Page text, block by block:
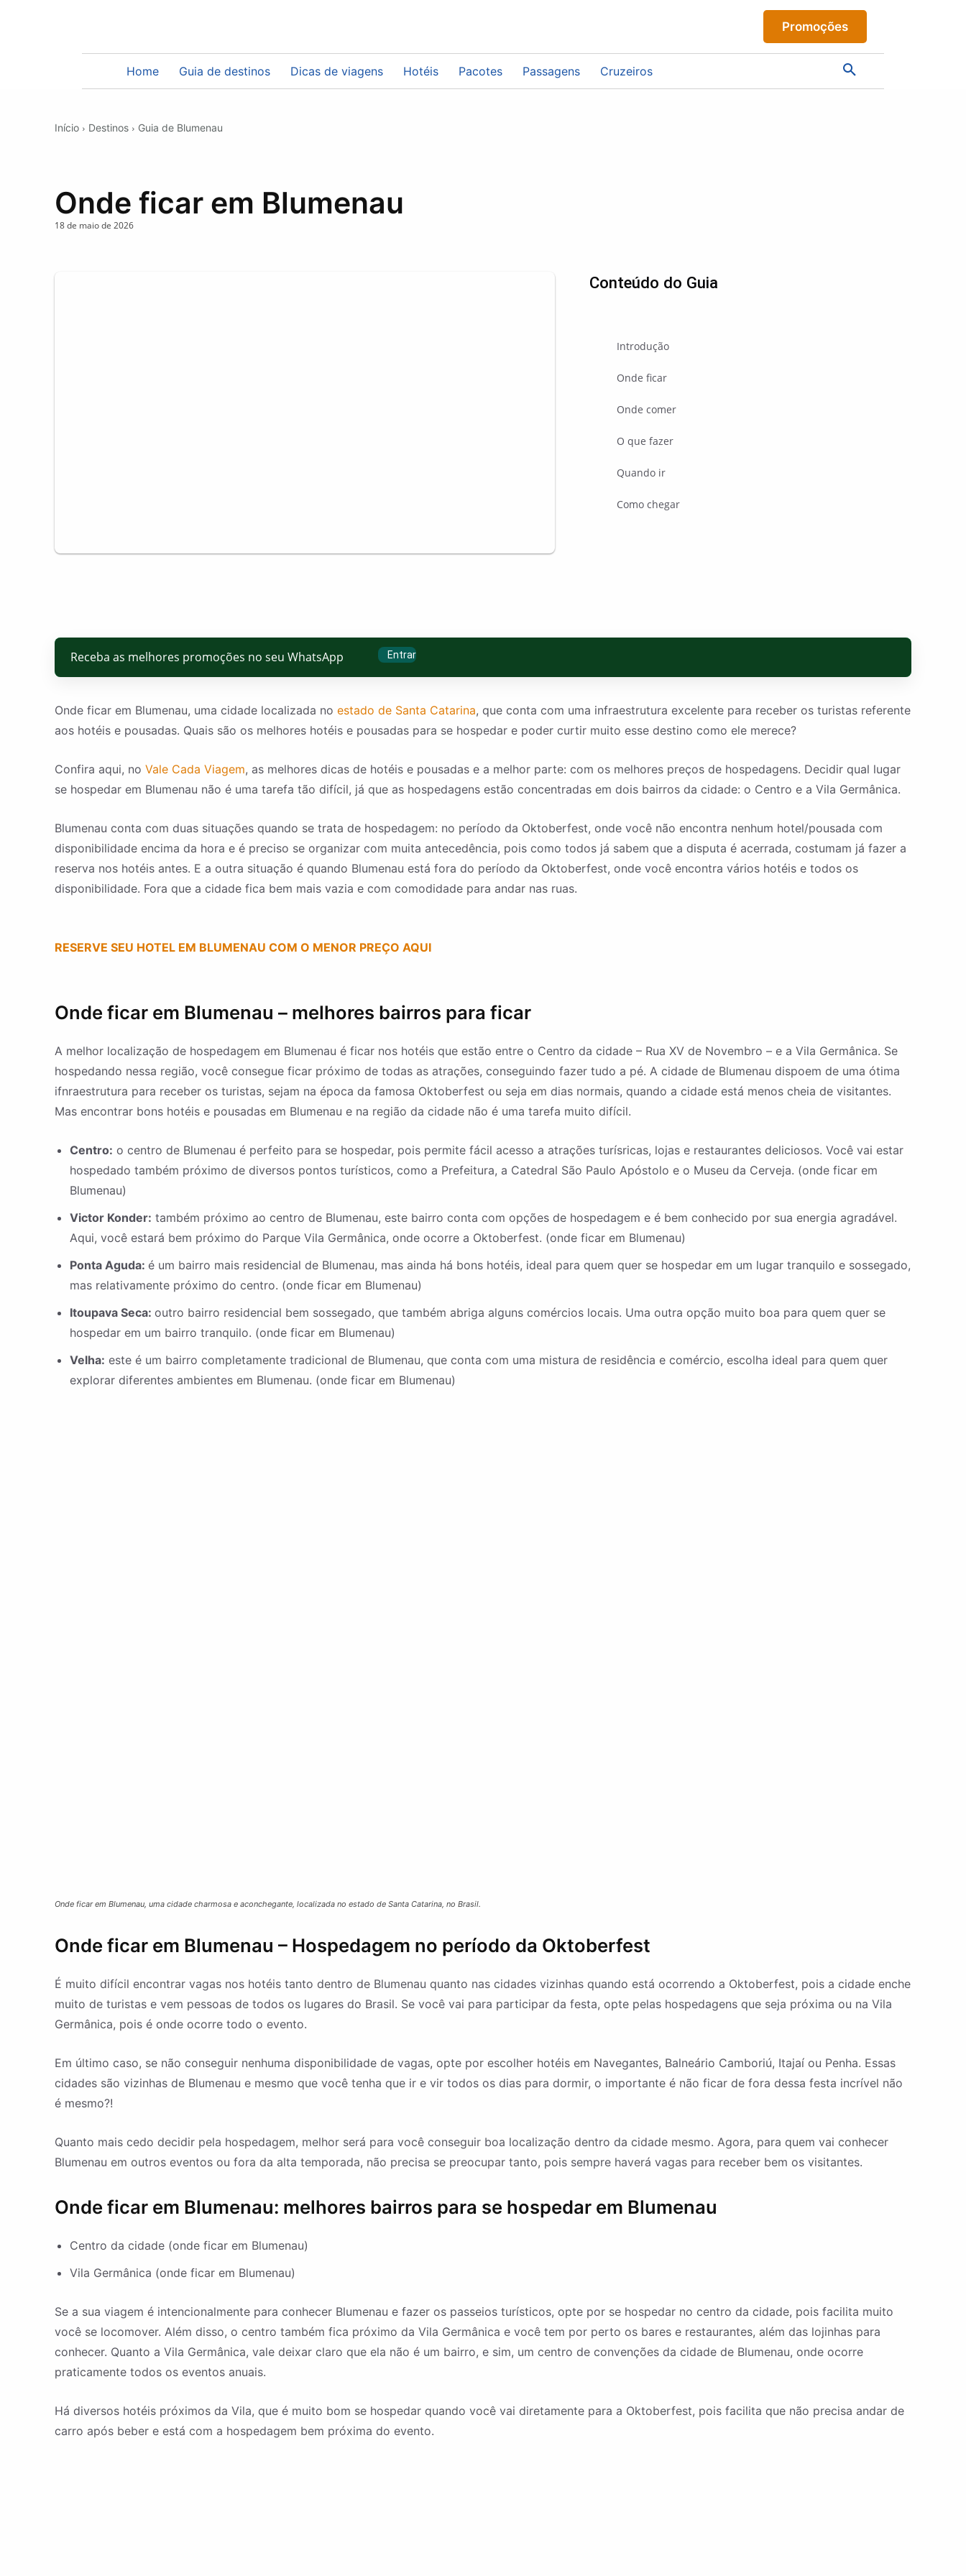
Promoções
Home Guia de destinos Dicas de viagens Hotéis Pacotes Passagens Cruzeiros
Início Destinos Guia de Blumenau
Onde ficar em Blumenau
18 de maio de 2026
Conteúdo do Guia
Introdução
Onde ficar
Onde comer
O que fazer
Quando ir
Como chegar
Receba as melhores promoções no seu WhatsApp Entrar
Onde ficar em Blumenau, uma cidade localizada no estado de Santa Catarina, que conta com uma infraestrutura excelente para receber os turistas referente
aos hotéis e pousadas. Quais são os melhores hotéis e pousadas para se hospedar e poder curtir muito esse destino como ele merece?
Confira aqui, no Vale Cada Viagem, as melhores dicas de hotéis e pousadas e a melhor parte: com os melhores preços de hospedagens. Decidir qual lugar
se hospedar em Blumenau não é uma tarefa tão difícil, já que as hospedagens estão concentradas em dois bairros da cidade: o Centro e a Vila Germânica.
Blumenau conta com duas situações quando se trata de hospedagem: no período da Oktoberfest, onde você não encontra nenhum hotel/pousada com
disponibilidade encima da hora e é preciso se organizar com muita antecedência, pois como todos já sabem que a disputa é acerrada, costumam já fazer a
reserva nos hotéis antes. E a outra situação é quando Blumenau está fora do período da Oktoberfest, onde você encontra vários hotéis e todos os
disponibilidade. Fora que a cidade fica bem mais vazia e com comodidade para andar nas ruas.
RESERVE SEU HOTEL EM BLUMENAU COM O MENOR PREÇO AQUI
Onde ficar em Blumenau – melhores bairros para ficar
A melhor localização de hospedagem em Blumenau é ficar nos hotéis que estão entre o Centro da cidade – Rua XV de Novembro – e a Vila Germânica. Se
hospedando nessa região, você consegue ficar próximo de todas as atrações, conseguindo fazer tudo a pé. A cidade de Blumenau dispoem de uma ótima
ifnraestrutura para receber os turistas, sejam na época da famosa Oktoberfest ou seja em dias normais, quando a cidade está menos cheia de visitantes.
Mas encontrar bons hotéis e pousadas em Blumenau e na região da cidade não é uma tarefa muito difícil.
Centro: o centro de Blumenau é perfeito para se hospedar, pois permite fácil acesso a atrações turísricas, lojas e restaurantes deliciosos. Você vai estar
hospedado também próximo de diversos pontos turísticos, como a Prefeitura, a Catedral São Paulo Apóstolo e o Museu da Cerveja. (onde ficar em
Blumenau)
Victor Konder: também próximo ao centro de Blumenau, este bairro conta com opções de hospedagem e é bem conhecido por sua energia agradável.
Aqui, você estará bem próximo do Parque Vila Germânica, onde ocorre a Oktoberfest. (onde ficar em Blumenau)
Ponta Aguda: é um bairro mais residencial de Blumenau, mas ainda há bons hotéis, ideal para quem quer se hospedar em um lugar tranquilo e sossegado,
mas relativamente próximo do centro. (onde ficar em Blumenau)
Itoupava Seca: outro bairro residencial bem sossegado, que também abriga alguns comércios locais. Uma outra opção muito boa para quem quer se
hospedar em um bairro tranquilo. (onde ficar em Blumenau)
Velha: este é um bairro completamente tradicional de Blumenau, que conta com uma mistura de residência e comércio, escolha ideal para quem quer
explorar diferentes ambientes em Blumenau. (onde ficar em Blumenau)
Onde ficar em Blumenau, uma cidade charmosa e aconchegante, localizada no estado de Santa Catarina, no Brasil.
Onde ficar em Blumenau – Hospedagem no período da Oktoberfest
É muito difícil encontrar vagas nos hotéis tanto dentro de Blumenau quanto nas cidades vizinhas quando está ocorrendo a Oktoberfest, pois a cidade enche
muito de turistas e vem pessoas de todos os lugares do Brasil. Se você vai para participar da festa, opte pelas hospedagens que seja próxima ou na Vila
Germânica, pois é onde ocorre todo o evento.
Em último caso, se não conseguir nenhuma disponibilidade de vagas, opte por escolher hotéis em Navegantes, Balneário Camboriú, Itajaí ou Penha. Essas
cidades são vizinhas de Blumenau e mesmo que você tenha que ir e vir todos os dias para dormir, o importante é não ficar de fora dessa festa incrível não
é mesmo?!
Quanto mais cedo decidir pela hospedagem, melhor será para você conseguir boa localização dentro da cidade mesmo. Agora, para quem vai conhecer
Blumenau em outros eventos ou fora da alta temporada, não precisa se preocupar tanto, pois sempre haverá vagas para receber bem os visitantes.
Onde ficar em Blumenau: melhores bairros para se hospedar em Blumenau
Centro da cidade (onde ficar em Blumenau)
Vila Germânica (onde ficar em Blumenau)
Se a sua viagem é intencionalmente para conhecer Blumenau e fazer os passeios turísticos, opte por se hospedar no centro da cidade, pois facilita muito
você se locomover. Além disso, o centro também fica próximo da Vila Germânica e você tem por perto os bares e restaurantes, além das lojinhas para
conhecer. Quanto a Vila Germânica, vale deixar claro que ela não é um bairro, e sim, um centro de convenções da cidade de Blumenau, onde ocorre
praticamente todos os eventos anuais.
Há diversos hotéis próximos da Vila, que é muito bom se hospedar quando você vai diretamente para a Oktoberfest, pois facilita que não precisa andar de
carro após beber e está com a hospedagem bem próxima do evento.